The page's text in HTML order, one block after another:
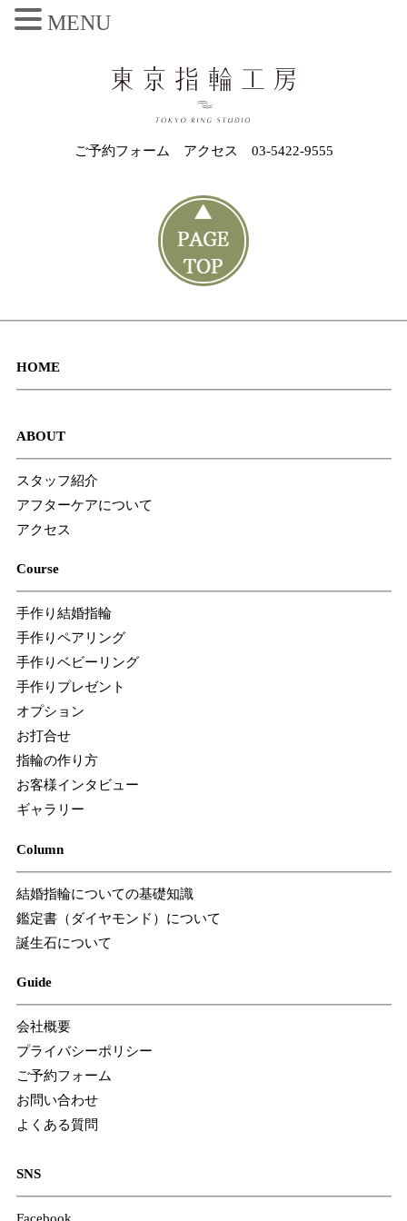
ご予約フォーム アクセス 03-5422-9555
HOME
ABOUT
スタッフ紹介
アフターケアについて
アクセス
Course
手作り結婚指輪
手作りペアリング
手作りベビーリング
手作りプレゼント
オプション
お打合せ
指輪の作り方
お客様インタビュー
ギャラリー
Column
結婚指輪についての基礎知識
鑑定書（ダイヤモンド）について
誕生石について
Guide
会社概要
プライバシーポリシー
ご予約フォーム
お問い合わせ
よくある質問
SNS
MENU